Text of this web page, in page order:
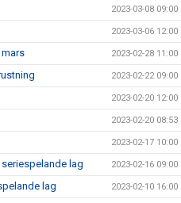
2023-03-08 09:00
2023-03-06 12:00
2023-02-28 11:00
2023-02-22 09:00
2023-02-20 12:00
2023-02-20 08:53
2023-02-17 10:00
lag 2023-02-16 09:00
lag 2023-02-10 16:00